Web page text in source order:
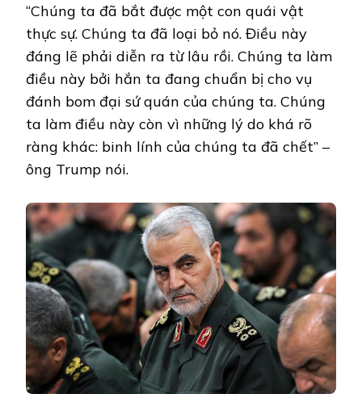
“Chúng ta đã bắt được một con quái vật
thực sự. Chúng ta đã loại bỏ nó. Điều này
đáng lẽ phải diễn ra từ lâu rồi. Chúng ta làm
điều này bởi hắn ta đang chuẩn bị cho vụ
đánh bom đại sứ quán của chúng ta. Chúng
ta làm điều này còn vì những lý do khá rõ
ràng khác: binh lính của chúng ta đã chết” –
ông Trump nói.